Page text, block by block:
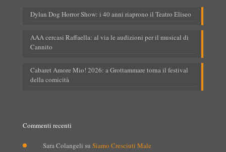
Dylan Dog Horror Show: i 40 anni riaprono il Teatro Eliseo
AAA cercasi Raffaella: al via le audizioni per il musical di
Cannito
Cabaret Amore Mio! 2026: a Grottammare torna il festival
della comicità
Commenti recenti
Sara Colangeli su Siamo Cresciuti Male